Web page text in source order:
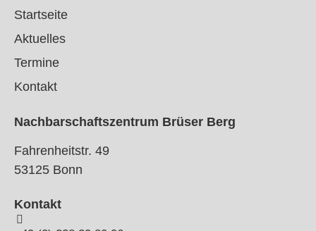
Startseite
Aktuelles
Termine
Kontakt
Nachbarschaftszentrum Brüser Berg
Fahrenheitstr. 49
53125 Bonn
Kontakt